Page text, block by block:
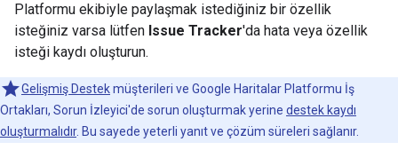
Platformu ekibiyle paylaşmak istediğiniz bir özellik
isteğiniz varsa lütfen Issue Tracker'da hata veya özellik
isteği kaydı oluşturun.
Gelişmiş Destekmüşterileri ve Google Haritalar Platformu İş
Ortakları, Sorun İzleyici'de sorun oluşturmak yerine destek kaydı
oluşturmalıdır. Bu sayede yeterli yanıt ve çözüm süreleri sağlanır.